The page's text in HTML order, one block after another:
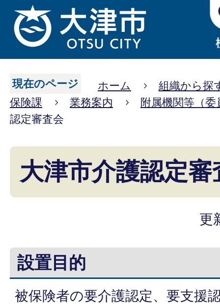
現在のページ ホーム
組織から探
保険課
業務案内
附属機関等（
認定審査会
大津市介護認定審
更
設置目的
被保険者の要介護認定、要支援